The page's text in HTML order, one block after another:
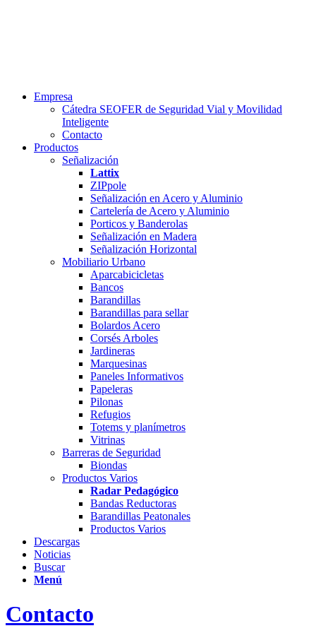
Empresa
Cátedra SEOFER de Seguridad Vial y Movilidad
Inteligente
Contacto
Productos
Señalización
Lattix
ZIPpole
Señalización en Acero y Aluminio
Cartelería de Acero y Aluminio
Porticos y Banderolas
Señalización en Madera
Señalización Horizontal
Mobiliario Urbano
Aparcabicicletas
Bancos
Barandillas
Barandillas para sellar
Bolardos Acero
Corsés Arboles
Jardineras
Marquesinas
Paneles Informativos
Papeleras
Pilonas
Refugios
Totems y planímetros
Vitrinas
Barreras de Seguridad
Biondas
Productos Varios
Radar Pedagógico
Bandas Reductoras
Barandillas Peatonales
Productos Varios
Descargas
Noticias
Buscar
Menú
Contacto